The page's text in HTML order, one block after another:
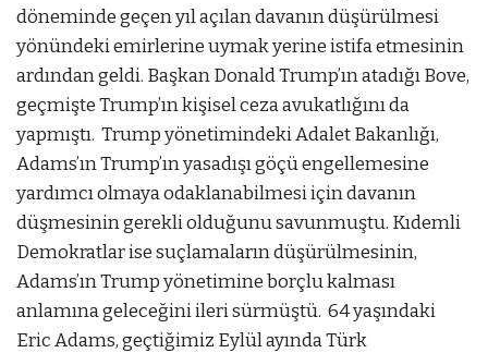
döneminde geçen yıl açılan davanın düşürülmesi
yönündeki emirlerine uymak yerine istifa etmesinin
ardından geldi. Başkan Donald Trump’ın atadığı Bove,
geçmişte Trump’ın kişisel ceza avukatlığını da
yapmıştı. Trump yönetimindeki Adalet Bakanlığı,
Adams’ın Trump’ın yasadışı göçü engellemesine
yardımcı olmaya odaklanabilmesi için davanın
düşmesinin gerekli olduğunu savunmuştu. Kıdemli
Demokratlar ise suçlamaların düşürülmesinin,
Adams’ın Trump yönetimine borçlu kalması
anlamına geleceğini ileri sürmüştü. 64 yaşındaki
Eric Adams, geçtiğimiz Eylül ayında Türk